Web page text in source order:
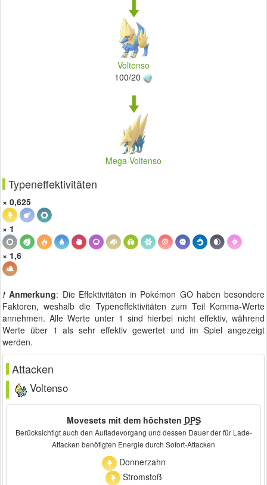
Voltenso
100/20
Mega-Voltenso
Typeneffektivitäten
× 0,625
× 1
× 1,6
! Anmerkung: Die Effektivitäten in Pokémon GO haben besondere
Faktoren, weshalb die Typeneffektivitäten zum Teil Komma-Werte
annehmen. Alle Werte unter 1 sind hierbei nicht effektiv, während
Werte über 1 als sehr effektiv gewertet und im Spiel angezeigt
werden.
Attacken
Voltenso
Movesets mit dem höchsten DPS
Berücksichtigt auch den Aufladevorgang und dessen Dauer der für Lade-
Attacken benötigten Energie durch Sofort-Attacken
Donnerzahn
Stromstoß